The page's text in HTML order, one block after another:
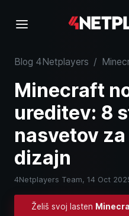
Blog 4Netplayers /
Minecraft
ureditev: 8
nasvetov
dizajn
4Netplayers Team, 14 Oct
Želiš svoj lasten